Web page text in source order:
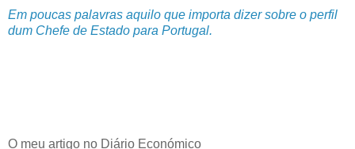
Em poucas palavras aquilo que importa dizer sobre o perfil
dum Chefe de Estado para Portugal.
O meu artigo no Diário Económico